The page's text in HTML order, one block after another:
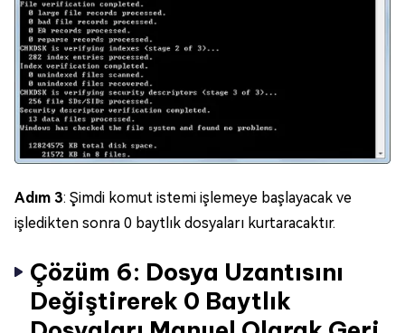
Adım 3: Şimdi komut istemi işlemeye başlayacak ve
işledikten sonra 0 baytlık dosyaları kurtaracaktır.
Çözüm 6: Dosya Uzantısını
Değiştirerek 0 Baytlık